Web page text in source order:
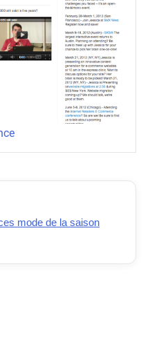
mode de la saison